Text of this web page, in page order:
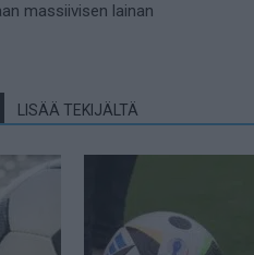
massiivisen lainan
LISÄÄ TEKIJÄLTÄ